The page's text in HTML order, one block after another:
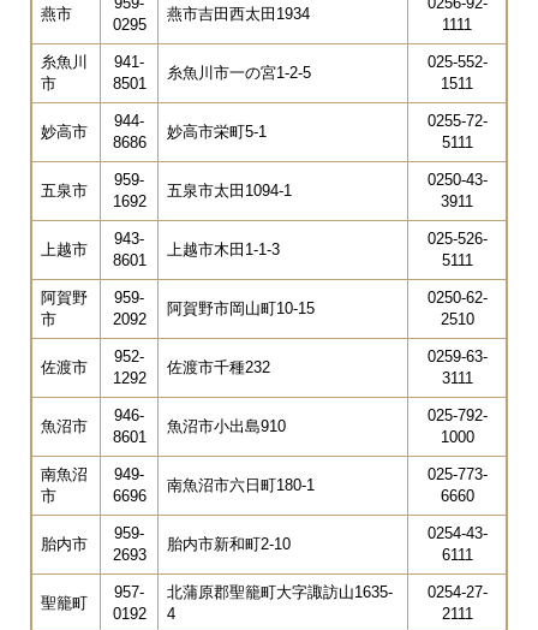
燕市
0295
燕市吉田西太田1934
1111
糸魚川
市
941-
8501
糸魚川市一の宮1-2-5
025-552-
1511
妙高市
944-
8686
妙高市栄町5-1
0255-72-
5111
五泉市
959-
1692
五泉市太田1094-1
0250-43-
3911
上越市
943-
8601
上越市木田1-1-3
025-526-
5111
阿賀野
市
959-
2092
阿賀野市岡山町10-15
0250-62-
2510
佐渡市
952-
1292
佐渡市千種232
0259-63-
3111
魚沼市
946-
8601
魚沼市小出島910
025-792-
1000
南魚沼
市
949-
6696
南魚沼市六日町180-1
025-773-
6660
胎内市
959-
2693
胎内市新和町2-10
0254-43-
6111
聖籠町
957-
0192
北蒲原郡聖籠町大字諏訪山1635-
4
0254-27-
2111